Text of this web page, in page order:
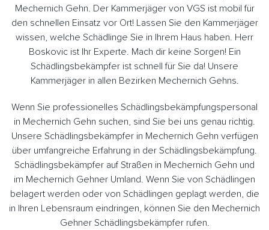
Mechernich Gehn. Der Kammerjäger von VGS ist mobil für
den schnellen Einsatz vor Ort! Lassen Sie den Kammerjäger
wissen, welche Schädlinge Sie in Ihrem Haus haben. Herr
Boskovic ist Ihr Experte. Mach dir keine Sorgen! Ein
Schädlingsbekämpfer ist schnell für Sie da! Unsere
Kammerjäger in allen Bezirken Mechernich Gehns.
Wenn Sie professionelles Schädlingsbekämpfungspersonal
in Mechernich Gehn suchen, sind Sie bei uns genau richtig.
Unsere Schädlingsbekämpfer in Mechernich Gehn verfügen
über umfangreiche Erfahrung in der Schädlingsbekämpfung.
Schädlingsbekämpfer auf Straßen in Mechernich Gehn und
im Mechernich Gehner Umland. Wenn Sie von Schädlingen
belagert werden oder von Schädlingen geplagt werden, die
in Ihren Lebensraum eindringen, können Sie den Mechernich
Gehner Schädlingsbekämpfer rufen.